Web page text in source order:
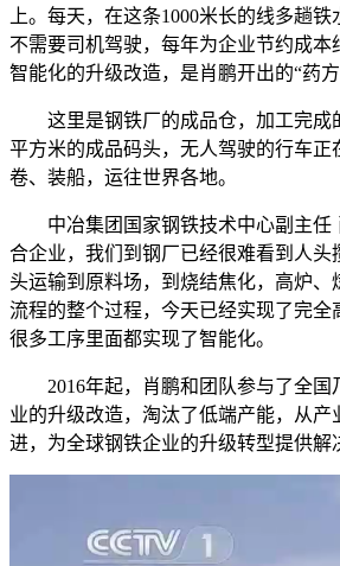
上。每天，在这条1000米长的线多趟
不需要司机驾驶，每年为企业节约成本
智能化的升级改造，是肖鹏开出的“药方
这里是钢铁厂的成品仓，加工完成
平方米的成品码头，无人驾驶的行车正
卷、装船，运往世界各地。
中冶集团国家钢铁技术中心副主任
合企业，我们到钢厂已经很难看到人头
头运输到原料场，到烧结焦化，高炉、
流程的整个过程，今天已经实现了完全
很多工序里面都实现了智能化。
2016年起，肖鹏和团队参与了全国
业的升级改造，淘汰了低端产能，从产
进，为全球钢铁企业的升级转型提供解